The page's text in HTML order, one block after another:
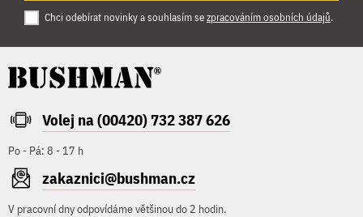
Chci odebírat novinky a souhlasím sezpracováním osobních údajů.
Volej na (00420) 732 387 626
Po - Pá: 8 - 17 h
zakaznici@bushman.cz
V pracovní dny odpovídáme většinou do 2 hodin.